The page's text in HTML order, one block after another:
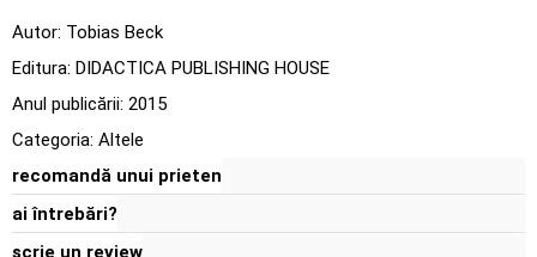
Autor: Tobias Beck
Editura: DIDACTICA PUBLISHING HOUSE
Anul publicării: 2015
Categoria: Altele
recomandă unui prieten
ai întrebări?
scrie un review